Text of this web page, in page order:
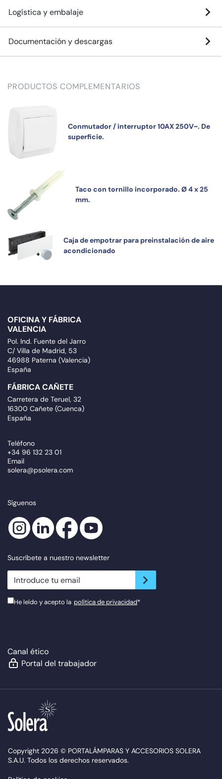
Logística y embalaje
Documentación y descargas
PRODUCTOS COMPLEMENTARIOS
Conmutador / interruptor 10AX 250V~. De
superficie.
Taco con tornillo incorporado. Ø 4 x 25
mm.
Caja de empotrar para preinstalación de aire
acondicionado
OFICINA Y FÁBRICA
VALENCIA
Pol. Ind. Fuente del Jarro
C/ Villa de Madrid, 53
46988 Paterna (Valencia)
España
FÁBRICA CAÑETE
Carretera de Teruel, 32
16300 Cañete (Cuenca)
España
Teléfono
+34 96 132 23 01
Email
solera@psolera.com
Síguenos
Suscríbete a nuestro newsletter
newsletter.suscribe
He leído y acepto la política de privacidad*
Canal ético
Portal del trabajador
Copyright 2026 © PORTALÁMPARAS Y ACCESORIOS SOLERA
S.A.U. Todos los derechos reservados.